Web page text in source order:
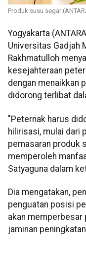
Produk susu segar
Yogyakarta
Universitas Gadjah
Rakhmatulloh
kesejahteraan
dengan menaikkan
didorong terlibat
"Peternak harus
hilirisasi, mulai dari
pemasaran produk
memperoleh
Satyaguna dalam
Dia mengatakan,
penguatan posisi
akan
jaminan